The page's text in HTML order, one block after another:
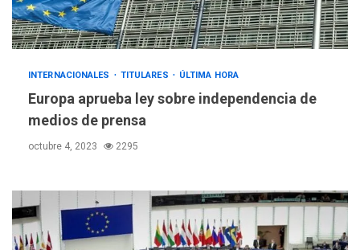
INTERNACIONALES TITULARES ÚLTIMA HORA
Europa aprueba ley sobre independencia de
medios de prensa
octubre 4, 2023 2295